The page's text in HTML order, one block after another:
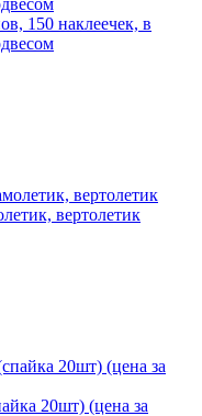
150 наклеечек, в
вертолетик
20шт) (цена за